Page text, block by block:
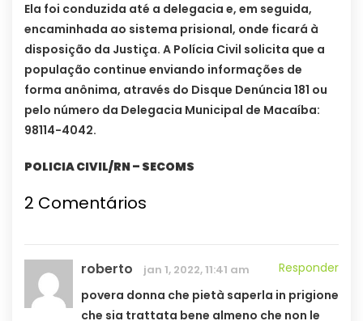
Ela foi conduzida até a delegacia e, em seguida,
encaminhada ao sistema prisional, onde ficará à
disposição da Justiça. A Polícia Civil solicita que a
população continue enviando informações de
forma anônima, através do Disque Denúncia 181 ou
pelo número da Delegacia Municipal de Macaíba:
98114-4042.
POLICIA CIVIL/RN – SECOMS
2 Comentários
roberto jan 1, 2022, 11:41 am
Responder
povera donna che pietà saperla in prigione
che sia trattata bene almeno che non le